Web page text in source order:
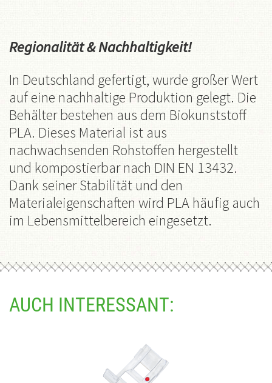
Regionalität & Nachhaltigkeit!
In Deutschland gefertigt, wurde großer Wert
auf eine nachhaltige Produktion gelegt. Die
Behälter bestehen aus dem Biokunststoff
PLA. Dieses Material ist aus
nachwachsenden Rohstoffen hergestellt
und kompostierbar nach DIN EN 13432.
Dank seiner Stabilität und den
Materialeigenschaften wird PLA häufig auch
im Lebensmittelbereich eingesetzt.
AUCH INTERESSANT: